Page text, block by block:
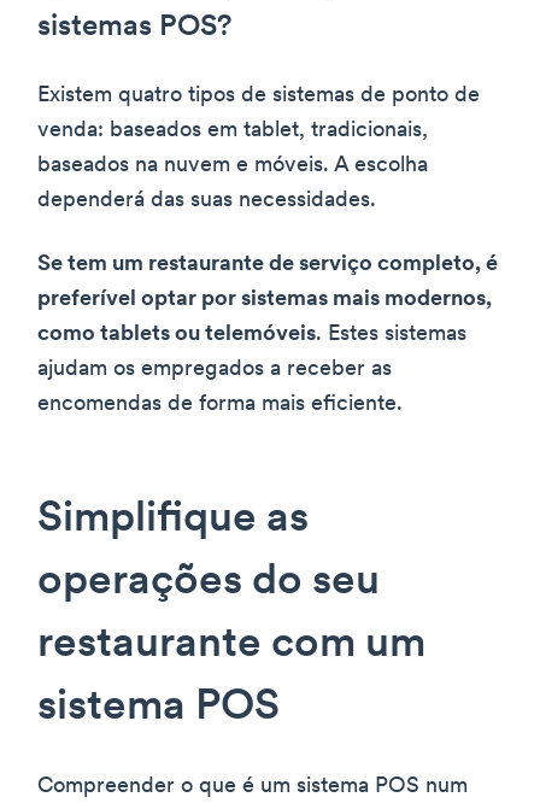
sistemas POS?
Existem quatro tipos de sistemas de ponto de
venda: baseados em tablet, tradicionais,
baseados na nuvem e móveis. A escolha
dependerá das suas necessidades.
Se tem um restaurante de serviço completo, é
preferível optar por sistemas mais modernos,
como tablets ou telemóveis. Estes sistemas
ajudam os empregados a receber as
encomendas de forma mais eficiente.
Simplifique as
operações do seu
restaurante com um
sistema POS
Compreender o que é um sistema POS num